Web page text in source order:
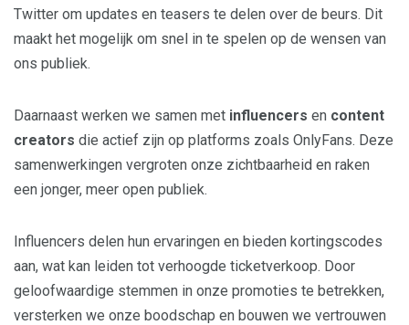
Twitter om updates en teasers te delen over de beurs. Dit
maakt het mogelijk om snel in te spelen op de wensen van
ons publiek.
Daarnaast werken we samen met influencers en content
creators die actief zijn op platforms zoals OnlyFans. Deze
samenwerkingen vergroten onze zichtbaarheid en raken
een jonger, meer open publiek.
Influencers delen hun ervaringen en bieden kortingscodes
aan, wat kan leiden tot verhoogde ticketverkoop. Door
geloofwaardige stemmen in onze promoties te betrekken,
versterken we onze boodschap en bouwen we vertrouwen